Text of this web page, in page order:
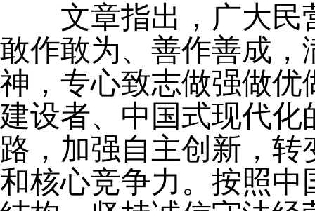
文章指出，广大民
敢作敢为、善作善成
神，专心致志做强做
建设者、中国式现代
路，加强自主创新，
和核心竞争力。按照